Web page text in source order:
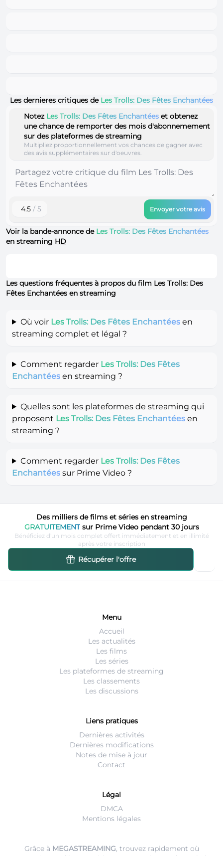
Les dernieres critiques de Les Trolls: Des Fêtes Enchantées
Notez Les Trolls: Des Fêtes Enchantées et obtenez
une chance de remporter des mois d'abonnemement
sur des plateformes de streaming
Multipliez proportionnellement vos chances de gagner avec
des avis supplémentaires sur d'oeuvres.
4.5 / 5 Envoyer votre avis
Voir la bande-annonce de Les Trolls: Des Fêtes Enchantées
en streaming HD
Les questions fréquentes à propos du film Les Trolls: Des
Fêtes Enchantées en streaming
Où voir Les Trolls: Des Fêtes Enchantéesen
streaming complet et légal ?
Comment regarder Les Trolls: Des Fêtes
Enchantées en streaming ?
Quelles sont les plateformes de streaming qui
proposent Les Trolls: Des Fêtes Enchantées en
streaming ?
Comment regarder Les Trolls: Des Fêtes
Enchantées sur Prime Video ?
Des milliers de films et séries en streaming
GRATUITEMENTsur Prime Video pendant 30 jours
Bénéficiez d'un mois complet offert immédiatement et en illimité
après votre inscription
Récupérer l'offre
Menu
Accueil
Les actualités
Les films
Les séries
Les plateformes de streaming
Les classements
Les discussions
Liens pratiques
Dernières activités
Dernières modifications
Notes de mise à jour
Contact
Légal
DMCA
Mentions légales
Grâce à MEGASTREAMING, trouvez rapidement où